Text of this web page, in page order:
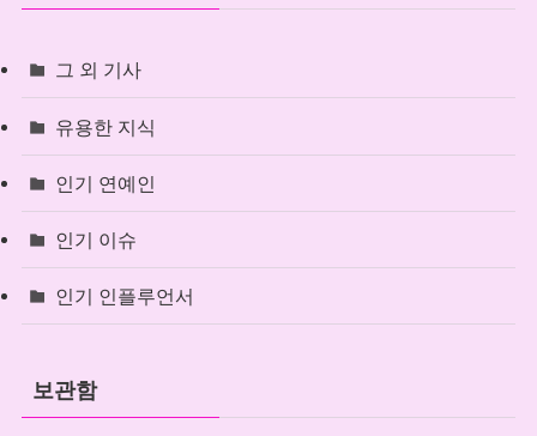
그 외 기사
유용한 지식
인기 연예인
인기 이슈
인기 인플루언서
보관함